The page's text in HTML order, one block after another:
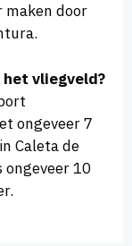
maken door
vliegveld?
ongeveer 7
Caleta de
10